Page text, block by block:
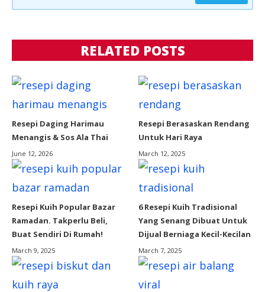
RELATED POSTS
Resepi Daging Harimau
Menangis & Sos Ala Thai
June 12, 2026
Resepi Berasaskan Rendang
Untuk Hari Raya
March 12, 2025
Resepi Kuih Popular Bazar
Ramadan. Takperlu Beli,
Buat Sendiri Di Rumah!
March 9, 2025
6 Resepi Kuih Tradisional
Yang Senang Dibuat Untuk
Dijual Berniaga Kecil-Kecilan
March 7, 2025